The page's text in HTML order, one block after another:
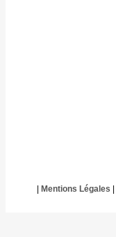
Mentions Légales